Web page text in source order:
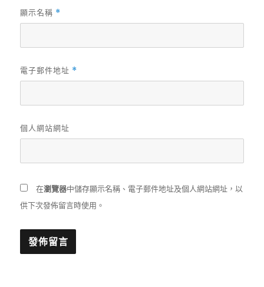
顯示名稱 *
電子郵件地址 *
個人網站網址
在瀏覽器中儲存顯示名稱、電子郵件地址及個人網站網址，以
供下次發佈留言時使用。